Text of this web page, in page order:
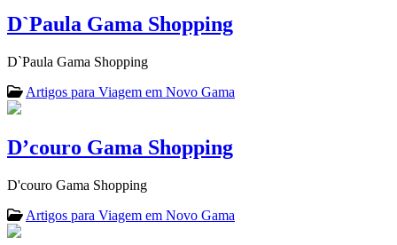
D`Paula Gama Shopping
D`Paula Gama Shopping
Artigos para Viagem em Novo Gama
D’couro Gama Shopping
D'couro Gama Shopping
Artigos para Viagem em Novo Gama